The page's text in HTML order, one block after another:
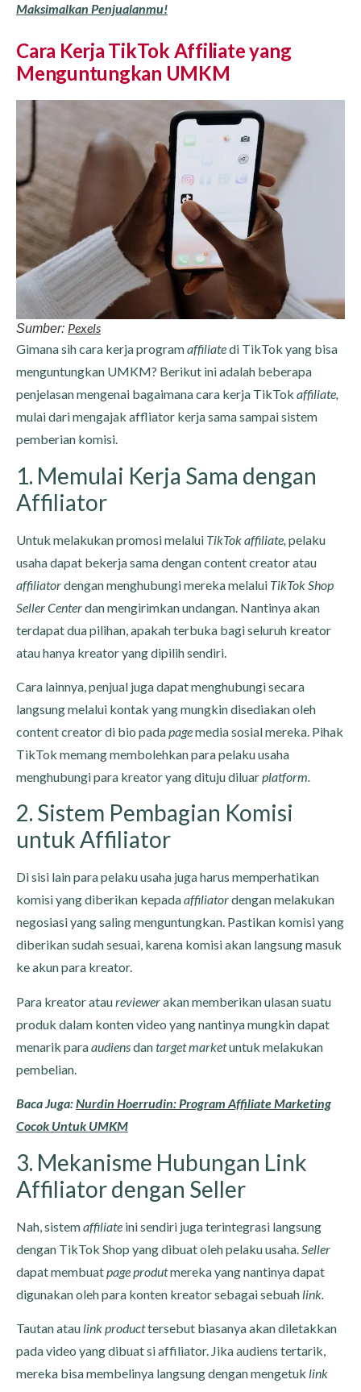
Maksimalkan Penjualanmu!
Cara Kerja TikTok Affiliate yang
Menguntungkan UMKM
Sumber: Pexels
Gimana sih cara kerja programaffiliatedi TikTok yang bisa
menguntungkan UMKM? Berikut ini adalah beberapa
penjelasan mengenai bagaimana cara kerja TikTok affiliate,
mulai dari mengajak affliator kerja sama sampai sistem
pemberian komisi.
1. Memulai Kerja Sama dengan
Affiliator
Untuk melakukan promosi melalui TikTok affiliate, pelaku
usaha dapat bekerja sama dengan content creator atau
affiliatordengan menghubungi mereka melalui TikTok Shop
Seller Centerdan mengirimkan undangan. Nantinya akan
terdapat dua pilihan, apakah terbuka bagi seluruh kreator
atau hanya kreator yang dipilih sendiri.
Cara lainnya, penjual juga dapat menghubungi secara
langsung melalui kontak yang mungkin disediakan oleh
content creator di bio padapagemedia sosial mereka. Pihak
TikTok memang membolehkan para pelaku usaha
menghubungi para kreator yang dituju diluarplatform.
2. Sistem Pembagian Komisi
untuk Affiliator
Di sisi lain para pelaku usaha juga harus memperhatikan
komisi yang diberikan kepadaaffiliatordengan melakukan
negosiasi yang saling menguntungkan. Pastikan komisi yang
diberikan sudah sesuai, karena komisi akan langsung masuk
ke akun para kreator.
Para kreator ataureviewerakan memberikan ulasan suatu
produk dalam konten video yang nantinya mungkin dapat
menarik paraaudiensdantarget marketuntuk melakukan
pembelian.
Baca Juga:Nurdin Hoerrudin: Program Affiliate Marketing
Cocok Untuk UMKM
3. Mekanisme Hubungan Link
Affiliator dengan Seller
Nah, sistemaffiliate ini sendiri juga terintegrasi langsung
dengan TikTok Shop yang dibuat oleh pelaku usaha. Seller
dapat membuatpage produtmereka yang nantinya dapat
digunakan oleh para konten kreator sebagai sebuah link.
Tautan atau link producttersebut biasanya akan diletakkan
pada video yang dibuat si affiliator. Jika audiens tertarik,
mereka bisa membelinya langsung dengan mengetuk link